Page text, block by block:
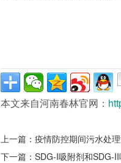
本文来自河南春林官网：
上一篇： 疫情防控期间污水处
下一篇： SDG-I吸附剂和SDG-